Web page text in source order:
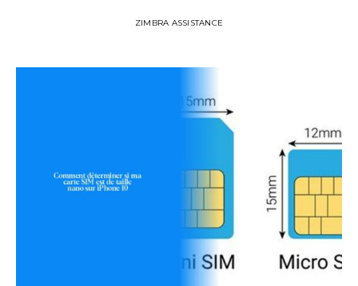
ZIMBRA ASSISTANCE